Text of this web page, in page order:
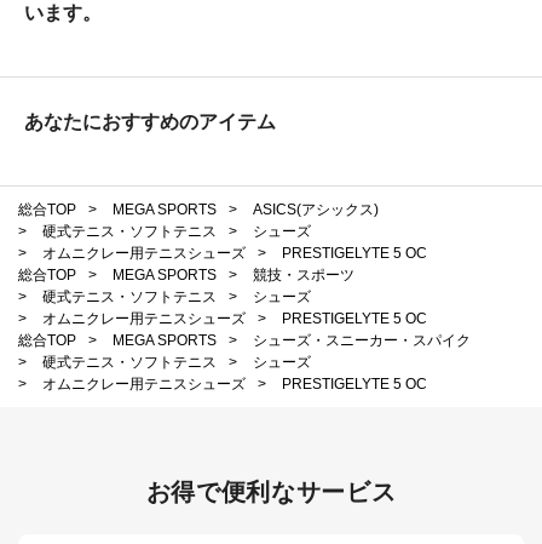
います。
あなたにおすすめのアイテム
総合TOP > MEGA SPORTS >
ASICS(アシックス)
>
硬式テニス・ソフトテニス >
シューズ
>
オムニクレー用テニスシューズ >
PRESTIGELYTE 5 OC
総合TOP
> MEGA SPORTS >
競技・スポーツ
>
硬式テニス・ソフトテニス >
シューズ
>
オムニクレー用テニスシューズ >
PRESTIGELYTE 5 OC
総合TOP
> MEGA SPORTS >
シューズ・スニーカー・スパイク
>
硬式テニス・ソフトテニス >
シューズ
>
オムニクレー用テニスシューズ > PRESTIGELYTE 5 OC
お得で便利なサービス